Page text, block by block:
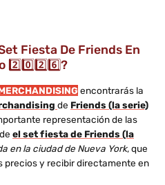
Fiesta De Friends En
2️⃣0️⃣2️⃣6️⃣?
encontrarás la
de Friends (la serie)
representación de las
el set fiesta de Friends (la
en la ciudad de Nueva York, que
precios y recibir directamente en